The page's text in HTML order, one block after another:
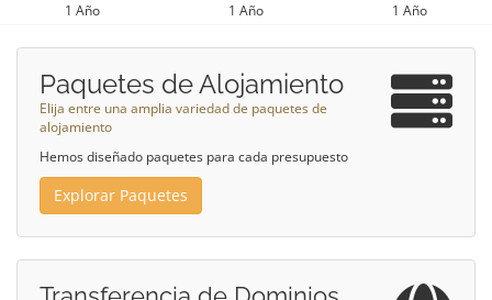
1 Año 1 Año 1 Año
Paquetes de Alojamiento
Elija entre una amplia variedad de paquetes de
alojamiento
Hemos diseñado paquetes para cada presupuesto
Explorar Paquetes